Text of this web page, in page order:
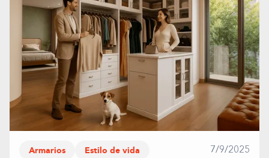
Armarios
Estilo de vida
7/9/2025